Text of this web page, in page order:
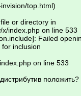
top.html)
or directory in
index.php on line 533
Failed
inclusion
on line 533
положить?